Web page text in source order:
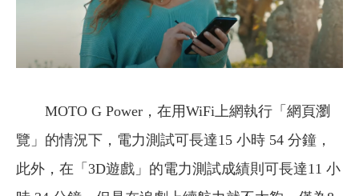
MOTO G Power，在用WiFi上網執行「網頁瀏
覽」的情況下，電力測試可長達15 小時 54 分鐘，
此外，在「3D遊戲」的電力測試成績則可長達11 小